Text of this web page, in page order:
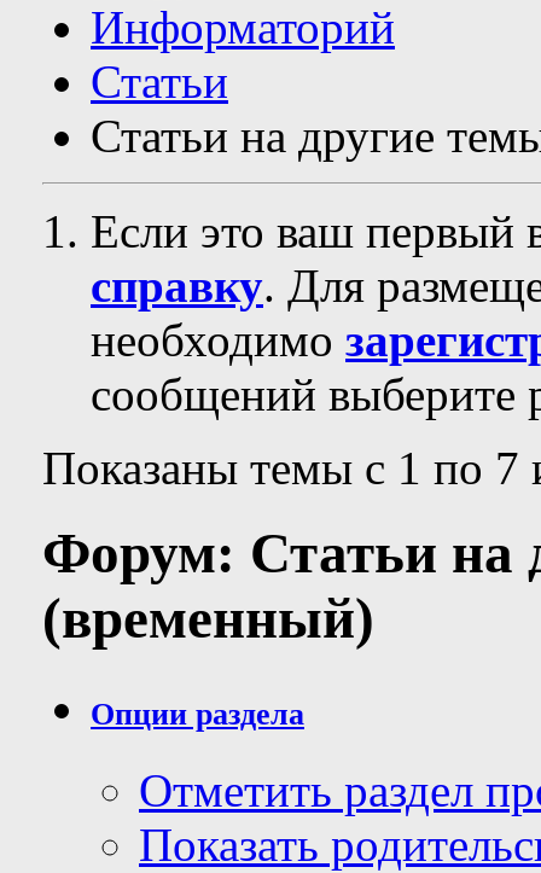
Информаторий
Статьи
Статьи на другие
Если это ваш первый
справку. Для
необходимо
сообщений выберите
Показаны темы с 1 по 7
Форум: Статьи на
(временный)
Опции раздела
Отметить раздел
Показать